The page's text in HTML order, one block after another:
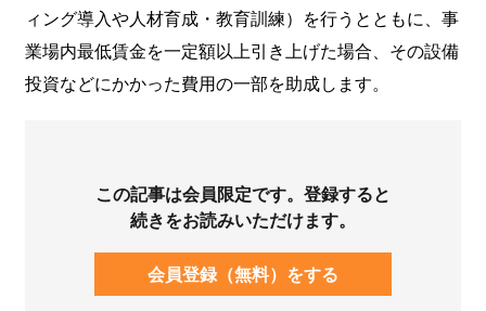
ィング導入や人材育成・教育訓練）を行うとともに、 事
業場内最低賃金を一定額以上引き上げた場合、その設備
投資などにかかった費用の一部を助成します。
この記事は会員限定です。登録すると
続きをお読みいただけます。
会員登録（無料）をする